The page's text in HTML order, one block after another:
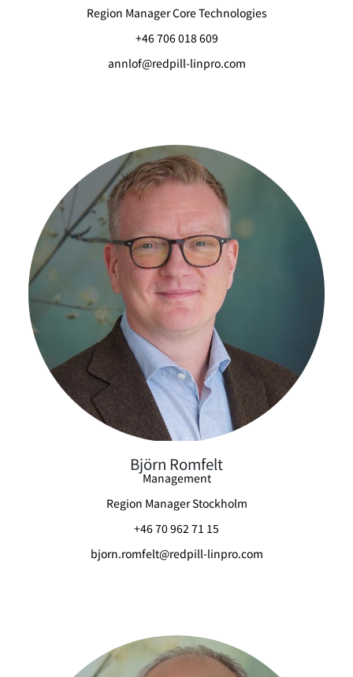
Region Manager Core Technologies
+46 706 018 609
annlof@redpill-linpro.com
Björn Romfelt
Management
Region Manager Stockholm
+46 70 962 71 15
bjorn.romfelt@redpill-linpro.com